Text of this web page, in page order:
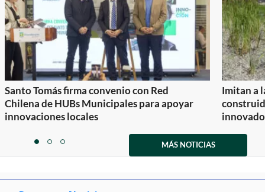
Santo Tomás firma convenio con Red
Chilena de HUBs Municipales para apoyar
innovaciones locales
Imitan a
itemitemitem
MÁS NOTICIAS